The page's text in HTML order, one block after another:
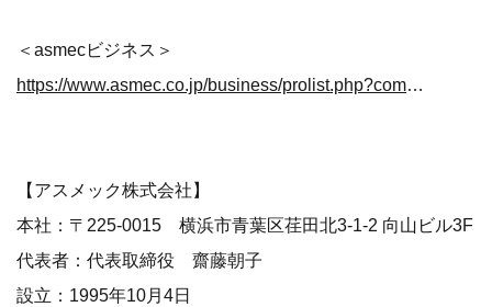
＜asmecビジネス＞
https://www.asmec.co.jp/business/prolist.php?compid=143
【アスメック株式会社】
本社：〒225-0015 横浜市青葉区荏田北3-1-2 向山ビル3F
代表者：代表取締役 齋藤朝子
設立：1995年10月4日